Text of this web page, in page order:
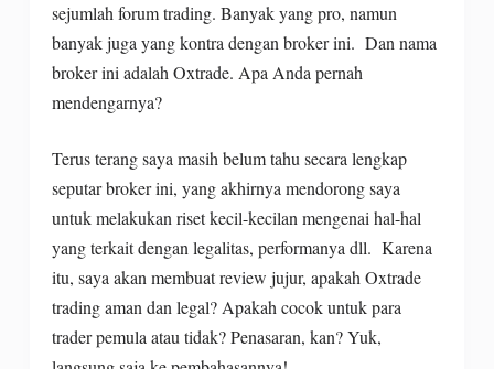
sejumlah forum trading. Banyak yang pro, namun
banyak juga yang kontra dengan broker ini. Dan nama
broker ini adalah Oxtrade. Apa Anda pernah
mendengarnya?
Terus terang saya masih belum tahu secara lengkap
seputar broker ini, yang akhirnya mendorong saya
untuk melakukan riset kecil-kecilan mengenai hal-hal
yang terkait dengan legalitas, performanya dll. Karena
itu, saya akan membuat review jujur, apakah Oxtrade
trading aman dan legal? Apakah cocok untuk para
trader pemula atau tidak? Penasaran, kan? Yuk,